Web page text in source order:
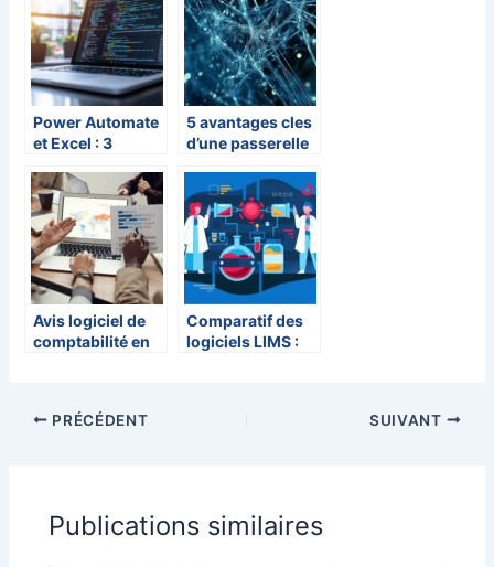
logos ?
cookies
expliqués aux
débutants
Power Automate
et Excel : 3
modernes pour
créer un
formulaire de
saisie
performant
5 avantages cles
d’une passerelle
pour votre
ecosysteme IoT
Avis logiciel de
comptabilité en
Comparatif des
logiciels LIMS :
PRÉCÉDENT SUIVANT
Publications similaires